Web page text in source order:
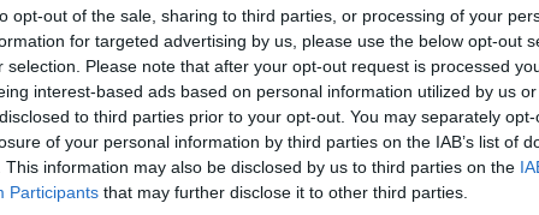
opt-out of the sale, sharing to third parties, or processing of your
for targeted advertising by us, please use the below opt-out
selection. Please note that after your opt-out request is processed
interest-based ads based on personal information utilized by us
to third parties prior to your opt-out. You may separately
of your personal information by third parties on the IAB’s list of
This information may also be disclosed by us to third parties on the
Participants that may further disclose it to other third parties.